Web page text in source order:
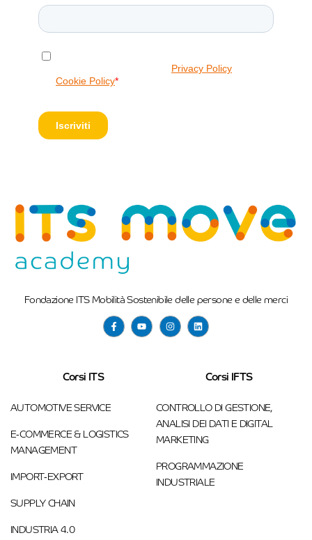
Fondazione ITS Mobilità Sostenibile delle persone e delle merci
Corsi ITS
AUTOMOTIVE SERVICE
E-COMMERCE & LOGISTICS
MANAGEMENT
IMPORT-EXPORT
SUPPLY CHAIN
INDUSTRIA 4.0
Corsi IFTS
CONTROLLO DI GESTIONE,
ANALISI DEI DATI E DIGITAL
MARKETING
PROGRAMMAZIONE
INDUSTRIALE